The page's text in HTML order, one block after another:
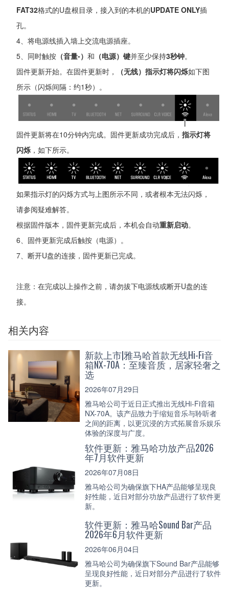
FAT32格式的U盘根目录，接入到的本机的UPDATE ONLY插
孔。
4、将电源线插入墙上交流电源插座。
5、同时触按 （音量-） 和 （电源）键并至少保持3秒钟。
固件更新开始。在固件更新时，
（无线）指示灯将闪烁如下图
所示（闪烁间隔：约1秒）。
固件更新将在10分钟内完成。固件更新成功完成后， 指示灯将
闪烁 ，如下所示。
如果指示灯的闪烁方式与上图所示不同，或者根本无法闪烁，
请参阅疑难解答。
根据固件版本，固件更新完成后，本机会自动重新启动。
6、固件更新完成后触按（电源）。
7、断开U盘的连接，固件更新已完成。
注意：在完成以上操作之前，请勿拔下电源线或断开U盘的连
接。
相关内容
新款上市|雅马哈首款无线Hi-Fi音
箱NX-70A：至臻音质，居家轻奢之
选
2026年07月29日
雅马哈公司于近日正式推出无线Hi-Fi音箱
NX-70A。该产品致力于缩短音乐与聆听者
之间的距离，以更沉浸的方式拓展音乐娱乐
体验的深度与广度。
软件更新：雅马哈功放产品2026
年7月软件更新
2026年07月08日
雅马哈公司为确保旗下HA产品能够呈现良
好性能，近日对部分功放产品进行了软件更
新。
软件更新：雅马哈Sound Bar产品
2026年6月软件更新
2026年06月04日
雅马哈公司为确保旗下Sound Bar产品能够
呈现良好性能，近日对部分产品进行了软件
更新。